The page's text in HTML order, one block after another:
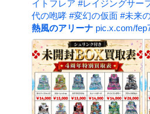
イトフレア #レイジングサー
代の咆哮 #変幻の仮面 #未来
熱風のアリーナ pic.x.com/